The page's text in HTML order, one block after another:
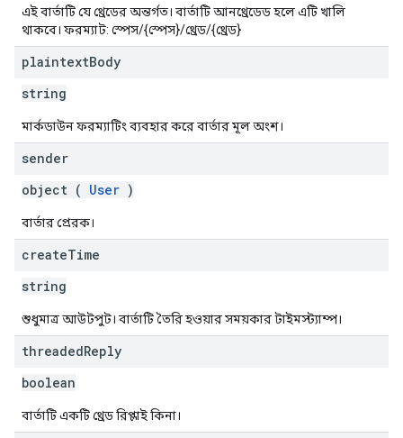
এই বার্তাটি যে থ্রেডের অন্তর্গত। বার্তাটি আনথ্রেডেড হলে এটি খালি
থাকবে। ফরম্যাট: স্পেস/{স্পেস}/থ্রেড/{থ্রেড}
plaintextBody
string
মার্কডাউন ফরম্যাটিং ব্যবহার করে বার্তার মূল অংশ।
sender
object ( User )
বার্তার প্রেরক।
createTime
string
শুধুমাত্র আউটপুট। বার্তাটি তৈরি হওয়ার সময়কার টাইমস্ট্যাম্প।
threadedReply
boolean
বার্তাটি একটি থ্রেড রিপ্লাই কিনা।